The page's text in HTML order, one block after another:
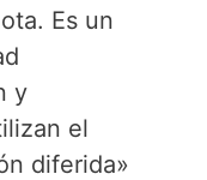
Es un
y
el
diferida»